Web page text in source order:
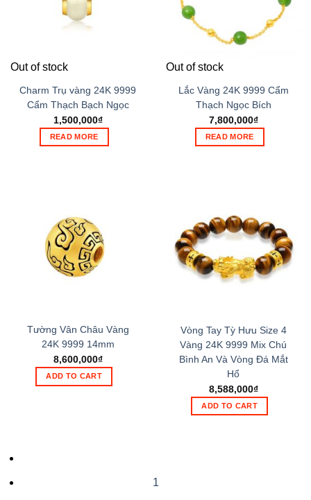
Out of stock
Charm Trụ vàng 24K 9999
Cẩm Thạch Bạch Ngọc
1,500,000₫
READ MORE
Out of stock
Lắc Vàng 24K 9999 Cẩm
Thạch Ngọc Bích
7,800,000₫
READ MORE
Tường Vân Châu Vàng
24K 9999 14mm
8,600,000₫
ADD TO CART
Vòng Tay Tỳ Hưu Size 4
Vàng 24K 9999 Mix Chú
Bình An Và Vòng Đá Mắt
Hổ
8,588,000₫
ADD TO CART
1